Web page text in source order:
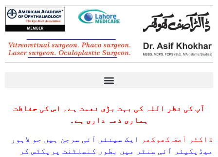
آپ کی نظر اللہ کی بہت بڑی نعمت ہے۔ اس کی حفاظت
ہماری ذمہ داری ہے۔
ڈاکٹر آصف کھوکھر
ایک سینئر آئی سرجن ہیں جو لاہور
میڈیکیئر آئی سنٹر میں بطور کنسلٹنٹ پریکٹس کر